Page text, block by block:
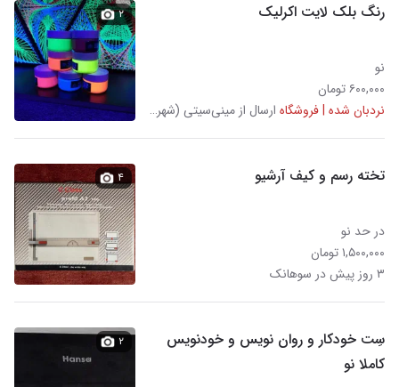
رنگ بلک لایت اکرلیک
نو
۶۰۰,۰۰۰ تومان
نردبان شده | فروشگاه
ارسال از مینی‌سیتی (شهرک نفت)
۲
تخته رسم و کیف آرشیو
در حد نو
۱,۵۰۰,۰۰۰ تومان
۳ روز پیش در سوهانک
۴
سِت خودکار و روان نویس و خودنویس
کاملا نو
۲